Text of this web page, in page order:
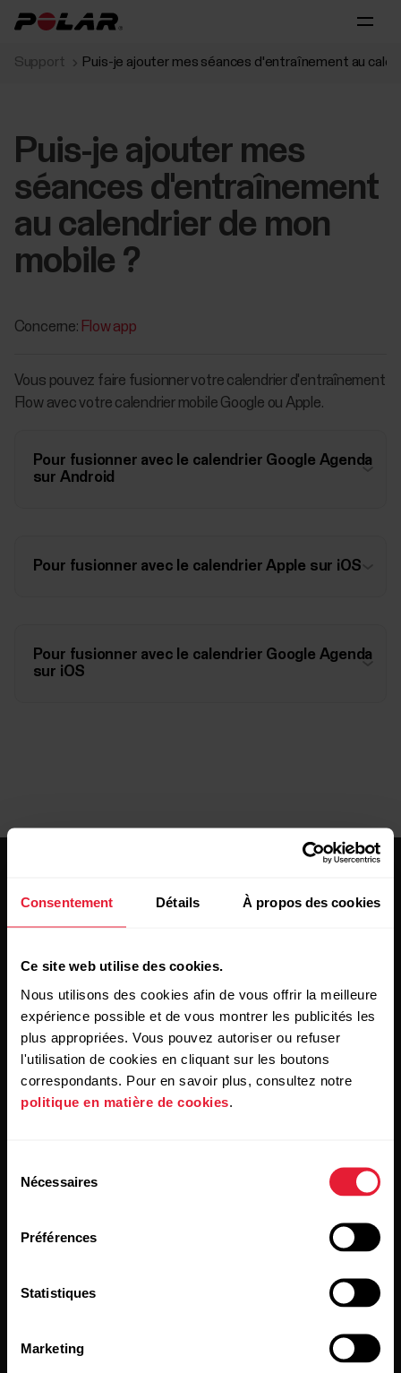
Consentement Détails À propos des cookies
Ce site web utilise des cookies.
Nous utilisons des cookies afin de vous offrir la meilleure
expérience possible et de vous montrer les publicités les
plus appropriées. Vous pouvez autoriser ou refuser
l'utilisation de cookies en cliquant sur les boutons
correspondants. Pour en savoir plus, consultez notre
politique en matière de cookies
Nécessaires
Préférences
Statistiques
Marketing
Support Puis-je ajouter mes séances d'entraînement au
Puis-je ajouter mes
séances d'entraînement
au calendrier de mon
mobile ?
Concerne: Flow app
Vous pouvez faire fusionner votre calendrier d'entraînement
Flow avec votre calendrier mobile Google ou Apple.
Pour fusionner avec le calendrier Google Agenda
sur Android
Pour fusionner avec le calendrier Apple sur iOS
Pour fusionner avec le calendrier Google Agenda
sur iOS
Restez au courant !
Inscrivez-vous à notre newsletter bimensuelle pour
recevoir nos actualités directement dans votre boîte mail.
des e-mails de Polar et confirmez avoir lu notre
Déclaration
de confidentialité.
Produits À propos de Polar